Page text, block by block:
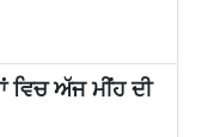
ਵਿਚ ਅੱਜ ਮੀਂਹ ਦੀ